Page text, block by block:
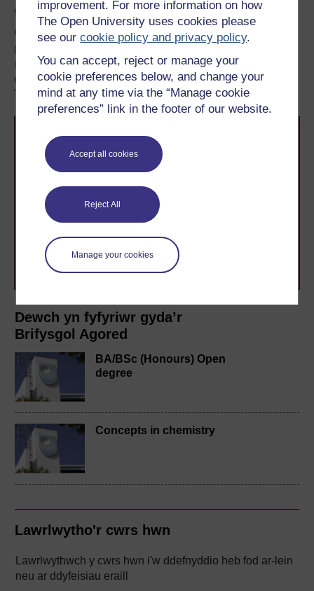
improvement. For more information on how
The Open University uses cookies please
see ourcookie policy and privacy policy.
You can accept, reject or manage your
cookie preferences below, and change your
mind at any time via the “Manage cookie
preferences” link in the footer of our website.
Accept all cookies
Reject All
Manage your cookies
Dewch yn fyfyriwr gyda’r
Brifysgol Agored
BA/BSc (Honours) Open
degree
Concepts in chemistry
Lawrlwytho'r cwrs hwn
Lawrlwythwch y cwrs hwn i'w ddefnyddio heb fod ar-lein
neu ar ddyfeisiau eraill
gyrsiau’r Brifysgol Agored.
Os nad oes gennych lawer o brofiad o astudiaeth lefel
prifysgol, darllenwch ein canllaw ar
Ble i fynd â’ch dysg
nesaf, neu dysgwch ragor am y mathau o gymwysterau a
gynigiwn, yn cynnwysmodiwlau Mynediad,
TystysgrifauaChyrsiau Byrlefel mynediad.
Awyddus i gyflawni’ch uchelgais? Dewch i astudio gyda
wedi cyflawni eu nodau gyrfaol a phersonol gyda’r
Brifysgol Agored.
Porwch drwy holl gyrsiau’r Brifysgol Agored